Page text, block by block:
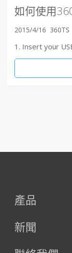
如何使用
2015/4/16 360TS
1. Insert your
產品
新聞